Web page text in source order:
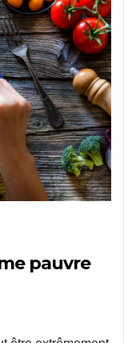
pauvre